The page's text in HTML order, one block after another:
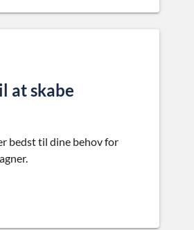
at skabe
bedst til dine behov for